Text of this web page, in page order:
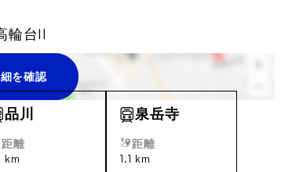
輪台II
を確認
品川
距離
km
泉岳寺
距離
1.1 km